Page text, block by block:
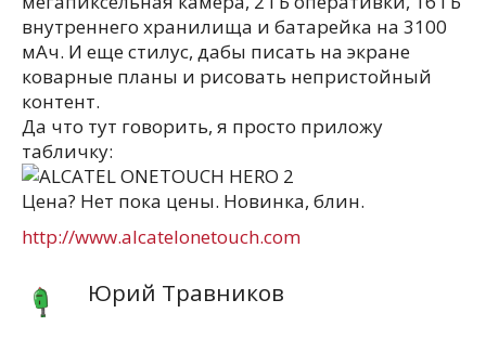
внутреннего хранилища и батарейка на 3100
мАч. И еще стилус, дабы писать на экране
коварные планы и рисовать непристойный
контент.
Да что тут говорить, я просто приложу
табличку:
Цена? Нет пока цены. Новинка, блин.
http://www.alcatelonetouch.com
Юрий Травников